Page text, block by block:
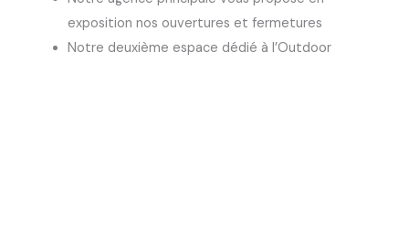
exposition nos ouvertures et fermetures
Notre deuxième espace dédié à l’Outdoor